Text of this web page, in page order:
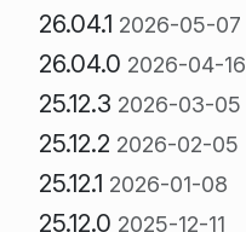
26.04.1 2026-05-07
26.04.0 2026-04-16
25.12.3 2026-03-05
25.12.2 2026-02-05
25.12.1 2026-01-08
25.12.0 2025-12-11